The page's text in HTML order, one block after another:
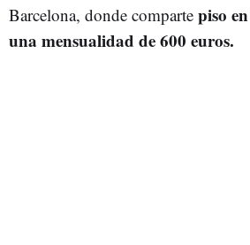
Barcelona, donde comparte piso
una mensualidad de 600 euros.